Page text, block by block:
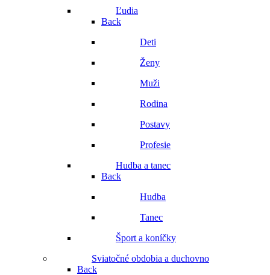
Ľudia
Back
Deti
Ženy
Muži
Rodina
Postavy
Profesie
Hudba a tanec
Back
Hudba
Tanec
Šport a koníčky
Sviatočné obdobia a duchovno
Back